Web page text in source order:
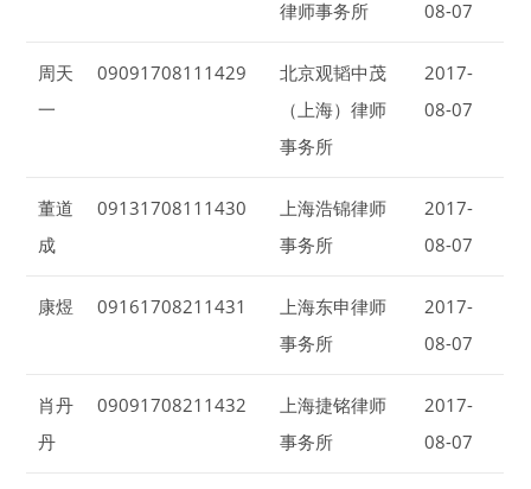
律师事务所
08-07
周天
一
09091708111429
北京观韬中茂
（上海）律师
事务所
2017-
08-07
董道
成
09131708111430
上海浩锦律师
事务所
2017-
08-07
康煜 09161708211431
上海东申律师
事务所
2017-
08-07
肖丹
丹
09091708211432
上海捷铭律师
事务所
2017-
08-07